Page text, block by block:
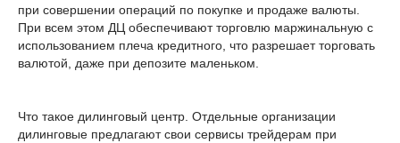
при совершении операций по покупке и продаже валюты.
При всем этом ДЦ обеспечивают торговлю маржинальную с
использованием плеча кредитного, что разрешает торговать
валютой, даже при депозите маленьком.
Что такое дилинговый центр. Отдельные организации
дилинговые предлагают свои сервисы трейдерам при